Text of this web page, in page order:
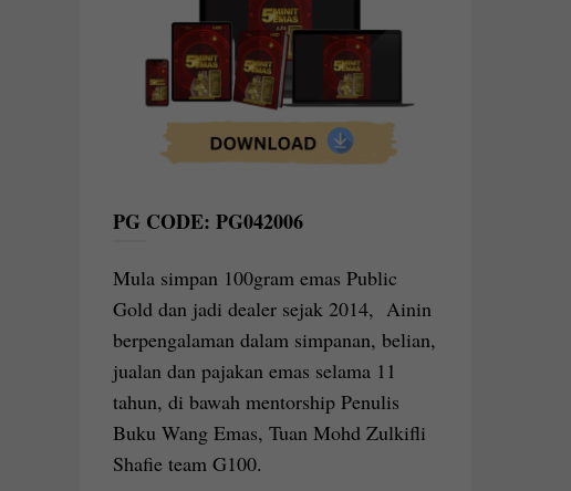
PG CODE: PG042006
Mula simpan 100gram emas Public
Gold dan jadi dealer sejak 2014, Ainin
berpengalaman dalam simpanan, belian,
jualan dan pajakan emas selama 11
tahun, di bawah mentorship Penulis
Buku Wang Emas, Tuan Mohd Zulkifli
Shafie team G100.